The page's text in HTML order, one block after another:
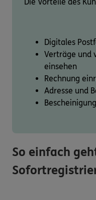
Digitales
Verträge und
einsehen
Rechnung
Adresse und
So einfach